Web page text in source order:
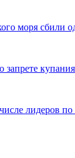
моря
лидеров